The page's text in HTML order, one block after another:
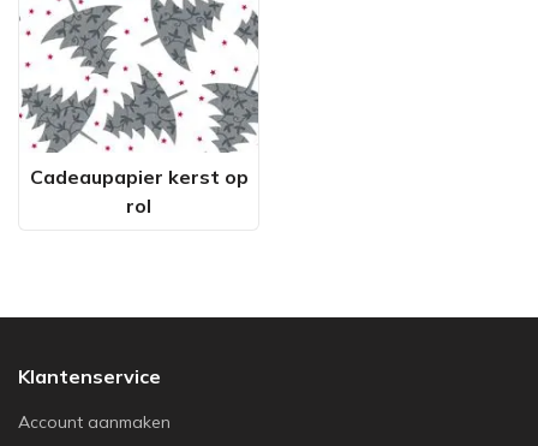
Cadeaupapier kerst op
rol
Klantenservice
Account aanmaken